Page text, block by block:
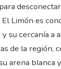
Limón es
su cercanía a
de la región,
arena blanca